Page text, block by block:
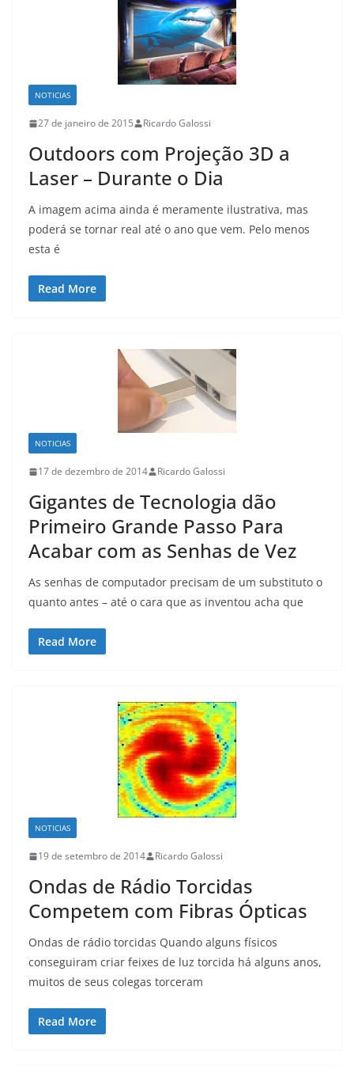
NOTICIAS
27 de janeiro de 2015 Ricardo Galossi
Outdoors com Projeção 3D a
Laser – Durante o Dia
A imagem acima ainda é meramente ilustrativa, mas
poderá se tornar real até o ano que vem. Pelo menos
esta é
Read More
NOTICIAS
17 de dezembro de 2014 Ricardo Galossi
Gigantes de Tecnologia dão
Primeiro Grande Passo Para
Acabar com as Senhas de Vez
As senhas de computador precisam de um substituto o
quanto antes – até o cara que as inventou acha que
Read More
NOTICIAS
19 de setembro de 2014 Ricardo Galossi
Ondas de Rádio Torcidas
Competem com Fibras Ópticas
Ondas de rádio torcidas Quando alguns físicos
conseguiram criar feixes de luz torcida há alguns anos,
muitos de seus colegas torceram
Read More